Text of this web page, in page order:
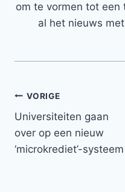
om te vormen tot een
al het nieuws
Bericht
navigatie
VORIGE
Universiteiten gaan
over op een nieuw
‘microkrediet’-systeem